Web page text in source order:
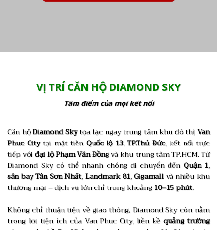
VỊ TRÍ CĂN HỘ DIAMOND SKY
Tâm điểm của mọi kết nối
Căn hộDiamond Skytọa lạc ngay trung tâm khu đô thịVan
Phuc Citytại mặt tiền Quốc lộ 13, TP.Thủ Đức, kết nối trực
tiếp vớiđại lộ Phạm Văn Đồngvà khu trung tâm TP.HCM. Từ
Diamond Sky có thể nhanh chóng di chuyển đến Quận 1,
sân bay Tân Sơn Nhất, Landmark 81, Gigamallvà nhiều khu
thương mại – dịch vụ lớn chỉ trong khoảng 10–15 phút.
Không chỉ thuận tiện về giao thông, Diamond Sky còn nằm
trong lõi tiện ích của Van Phuc City, liền kềquảng trường